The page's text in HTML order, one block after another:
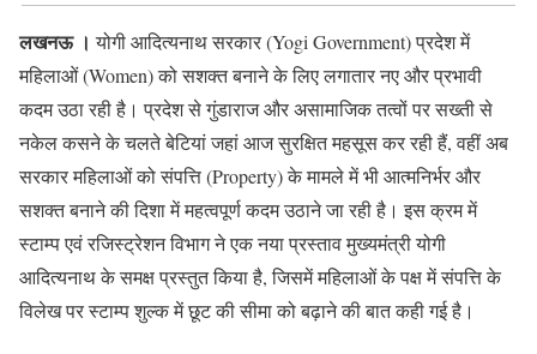
लखनऊ । योगी आदित्यनाथ सरकार (Yogi Government) प्रदेश में
महिलाओं (Women) को सशक्त बनाने के लिए लगातार नए और प्रभावी
कदम उठा रही है। प्रदेश से गुंडाराज और असामाजिक तत्वों पर सख्ती से
नकेल कसने के चलते बेटियां जहां आज सुरक्षित महसूस कर रही हैं, वहीं अब
सरकार महिलाओं को संपत्ति (Property) के मामले में भी आत्मनिर्भर और
सशक्त बनाने की दिशा में महत्वपूर्ण कदम उठाने जा रही है। इस क्रम में
स्टाम्प एवं रजिस्ट्रेशन विभाग ने एक नया प्रस्ताव मुख्यमंत्री योगी
आदित्यनाथ के समक्ष प्रस्तुत किया है, जिसमें महिलाओं के पक्ष में संपत्ति के
विलेख पर स्टाम्प शुल्क में छूट की सीमा को बढ़ाने की बात कही गई है।